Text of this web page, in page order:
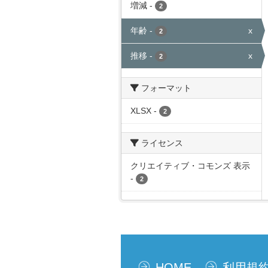
増減 - 2
年齢 - 2 x
推移 - 2 x
フォーマット
XLSX - 2
ライセンス
クリエイティブ・コモンズ 表示
-
2